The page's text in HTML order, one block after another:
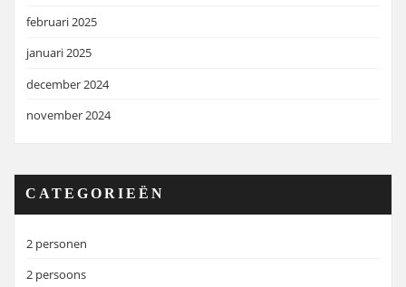
februari 2025
januari 2025
december 2024
november 2024
CATEGORIEËN
2 personen
2 persoons